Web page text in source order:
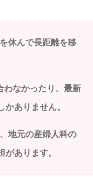
休んで長距離を移
わなかったり、最新
ありません。
地元の産婦人科の
あります。